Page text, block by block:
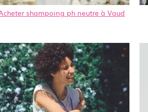
shampoing ph neutre à Vaud